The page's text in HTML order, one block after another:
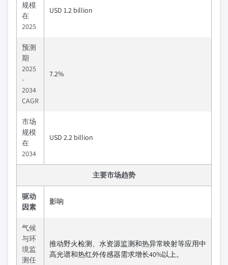
规模
在
2025
USD 1.2 billion
预测
期
2025
-
2034
CAGR
7.2%
市场
规模
在
2034
USD 2.2 billion
主要市场趋势
驱动
因素
影响
气候
与环
境监
测任
推动野火检测、水资源监测和热异常映射等应用中
高光谱和热红外传感器需求增长40%以上。